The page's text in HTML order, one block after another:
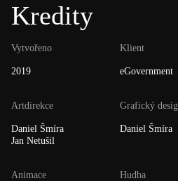
Kredity
Vytvořeno
2019
Klient
eGovernment
Artdirekce
Daniel Šmíra
Jan Netušil
Grafický
Daniel Šmíra
Animace Hudba